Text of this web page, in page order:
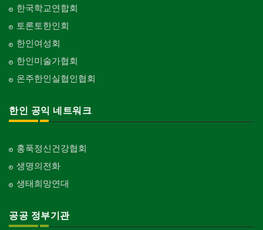
한국학교연합회
토론토한인회
한인여성회
한인미술가협회
온주한인실협인협회
한인 공익 네트워크
홍푹정신건강협회
생명의전화
생태희망연대
공공 정부기관